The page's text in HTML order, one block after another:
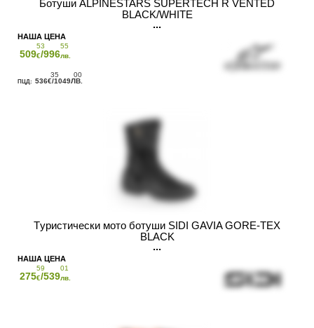
Ботуши ALPINESTARS SUPERTECH R VENTED
BLACK/WHITE
509
53
€/996
55
лв.
536
35
€/1049
00
ЛВ.
Tуристически мото ботуши SIDI GAVIA GORE-TEX
BLACK
275
59
€/539
01
лв.